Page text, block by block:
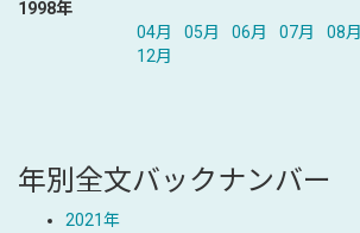
1998年
04月
05月 06月 07月 08月
12月
年別全文バックナンバー
2021年